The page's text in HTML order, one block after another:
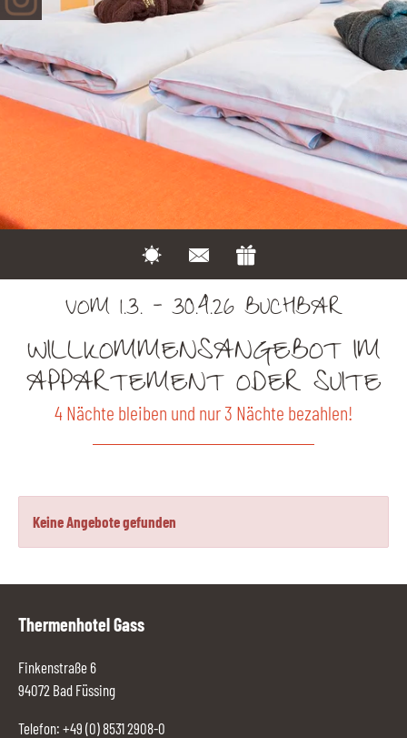
VOM 1.3. - 30.4.26 BUCHBAR
WILLKOMMENSANGEBOT IM
APPARTEMENT ODER SUITE
4 Nächte bleiben und nur 3 Nächte bezahlen!
Keine Angebote gefunden
Thermenhotel Gass
Finkenstraße 6
94072 Bad Füssing
Telefon: +49 (0) 8531 2908-0